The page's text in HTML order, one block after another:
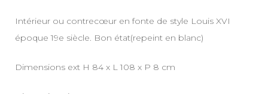
Intérieur ou contrecœur en fonte de style Louis XVI
époque 19e siècle. Bon état(repeint en blanc)
Dimensions ext H 84 x L 108 x P 8 cm